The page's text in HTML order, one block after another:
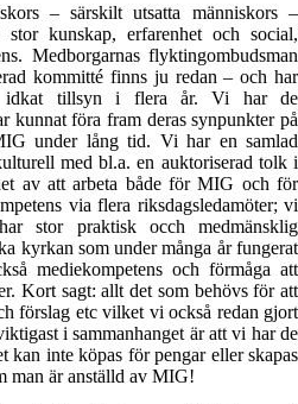
– särskilt utsatta människors –
kunskap, erfarenhet och social,
Medborgarnas flyktingombudsman
kommitté finns ju redan – och har
idkat tillsyn i flera år. Vi har de
kunnat föra fram deras synpunkter på
under lång tid. Vi har en samlad
med bl.a. en auktoriserad tolk i
av att arbeta både för MIG och för
via flera riksdagsledamöter; vi
stor praktisk occh medmänsklig
kyrkan som under många år fungerat
mediekompetens och förmåga att
Kort sagt: allt det som behövs för att
förslag etc vilket vi också redan gjort
i sammanhanget är att vi har de
kan inte köpas för pengar eller skapas
man är anställd av MIG!